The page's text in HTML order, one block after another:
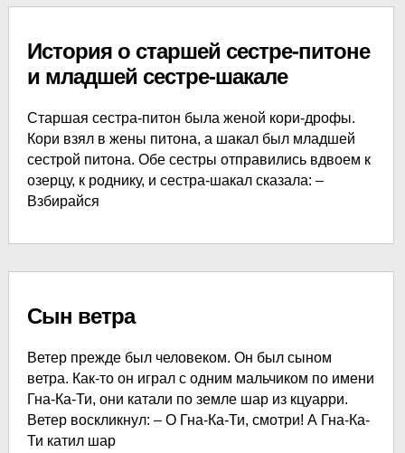
История о старшей сестре-питоне
и младшей сестре-шакале
Старшая сестра-питон была женой кори-дрофы.
Кори взял в жены питона, а шакал был младшей
сестрой питона. Обе сестры отправились вдвоем к
озерцу, к роднику, и сестра-шакал сказала: –
Взбирайся
Сын ветра
Ветер прежде был человеком. Он был сыном
ветра. Как-то он играл с одним мальчиком по имени
Гна-Ка-Ти, они катали по земле шар из кцуарри.
Ветер воскликнул: – О Гна-Ка-Ти, смотри! А Гна-Ка-
Ти катил шар